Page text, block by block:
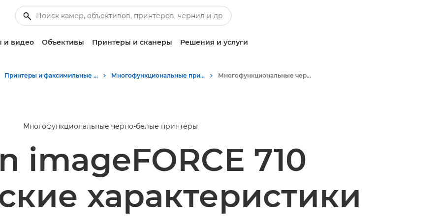
и видео Объективы Принтеры и сканеры Решения и услуги
Принтеры и факсимильные аппараты для бизнеса Многофункциональные принтеры - Принтеры «Все в одном» Многофункциональные черно-белые принтеры
Многофункциональные черно-белые принтеры
imageFORCE 710
характеристики